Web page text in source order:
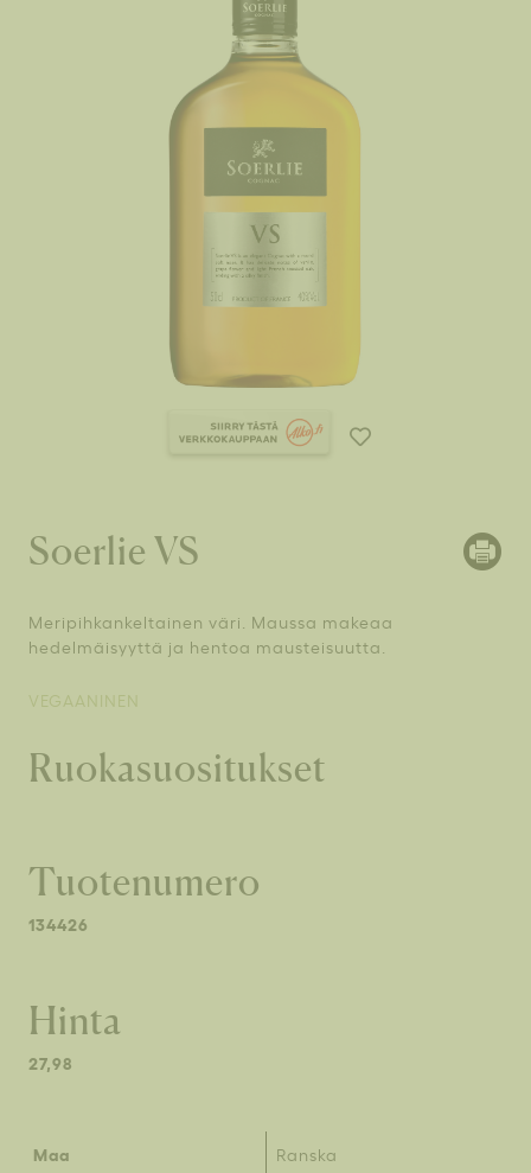
Soerlie VS
Meripihkankeltainen väri. Maussa makeaa
hedelmäisyyttä ja hentoa mausteisuutta.
VEGAANINEN
Ruokasuositukset
Tuotenumero
134426
Hinta
27,98
Maa Ranska